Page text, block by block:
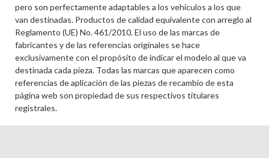
pero son perfectamente adaptables a los vehículos a los que
van destinadas. Productos de calidad equivalente con arreglo al
Reglamento (UE) No. 461/2010. El uso de las marcas de
fabricantes y de las referencias originales se hace
exclusivamente con el propósito de indicar el modelo al que va
destinada cada pieza. Todas las marcas que aparecen como
referencias de aplicación de las piezas de recambio de esta
página web son propiedad de sus respectivos titulares
registrales.